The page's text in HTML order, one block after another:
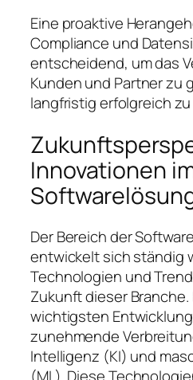
Eine proaktive
Compliance und
entscheidend, um das
Kunden und Partner zu
langfristig erfolgreich
Innovationen
Der Bereich der
entwickelt sich ständig
Technologien und
Zukunft dieser Branche.
wichtigsten
zunehmende
Intelligenz (KI) und